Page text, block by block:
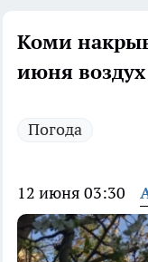
Коми
июня воздух
Погода
12 июня 03:30